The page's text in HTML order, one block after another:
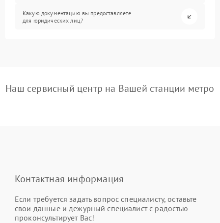
Какую документацию вы предоставляете
для юридических лиц?
Наш сервисный центр на Вашей станции метро
Контактная информация
Если требуется задать вопрос специалисту, оставьте
свои данные и дежурный специалист с радостью
проконсультирует Вас!